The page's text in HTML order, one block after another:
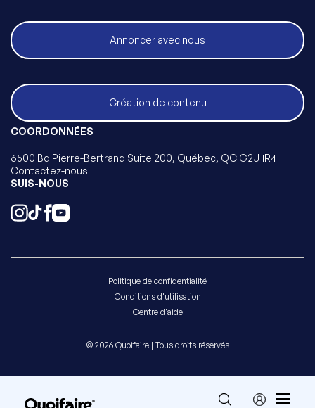
Annoncer avec nous
Création de contenu
COORDONNÉES
6500 Bd Pierre-Bertrand Suite 200, Québec, QC G2J 1R4
Contactez-nous
SUIS-NOUS
Politique de confidentialité
Conditions d'utilisation
Centre d'aide
© 2026 Quoifaire | Tous droits réservés